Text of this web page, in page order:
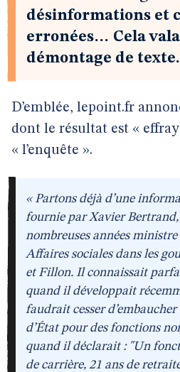
désinformations et
erronées… Cela
démontage de texte.
D’emblée, lepoint.fr
dont le résultat est «
« l’enquête ».
« Partons déjà d’une
fournie par Xavier
nombreuses années
Affaires sociales dans les
et Fillon. Il connaissait
quand il développait
faudrait cesser
d’État pour des fonctions
quand il déclarait : "Un
de carrière, 21 ans de